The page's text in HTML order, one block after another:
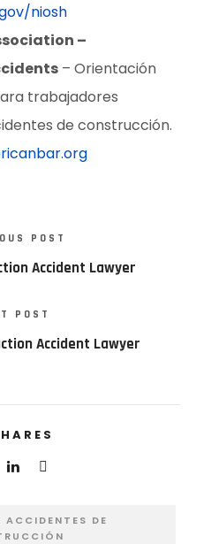
niosh
–
– Orientación
trabajadores
de construcción.
POST
Accident Lawyer
POST
Accident Lawyer
DE